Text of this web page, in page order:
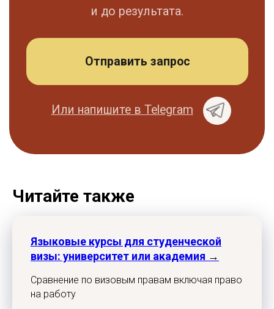
Читайте также
Языковые курсы для студенческой
визы: университет или академия →
Сравнение по визовым правам включая право
на работу